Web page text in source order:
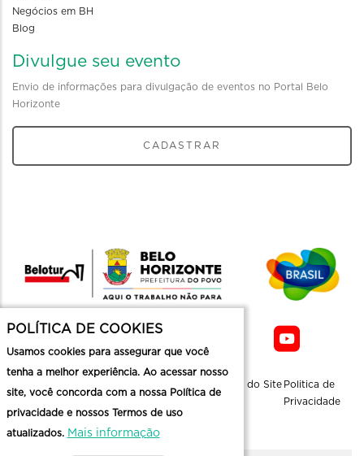
Negócios em BH
Blog
Divulgue seu evento
Envio de informações para divulgação de eventos no Portal Belo
Horizonte
CADASTRAR
Mapa do Site Politica de
Privacidade
POLÍTICA DE COOKIES
Usamos cookies para assegurar que você
tenha a melhor experiência. Ao acessar nosso
site, você concorda com a nossa Política de
privacidade e nossos Termos de uso
atualizados. Mais informação